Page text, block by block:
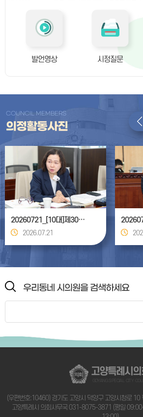
발언영상 시정질문
COUNCIL MEMBERS
의정활동사진
20260721_[10대]제306회 고양특례시의회 임시회_건설교통위원회
2026.07.21
우리동네 시의원을 검색하세요
고양특례시의
GOYANG SPECIAL CITY
(우편번호:10460) 경기도 고양시 덕양구 고양시청로
고양특례시 의회사무국 031-8075-3871 (평일